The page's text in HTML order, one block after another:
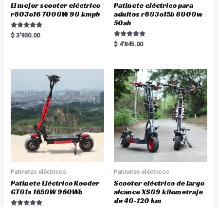
El mejor scooter eléctrico
r803o16 7000W 90 kmph
Rated
5.00
$ 3'930.00
Patinete eléctrico para
adultos r803o15b 8000w
50ah
Rated
5.00
$ 4'845.00
Patinetes eléctricos
Patinete Eléctrico Rooder
GT01s 1650W 960Wh
Patinetes eléctricos
Scooter eléctrico de largo
alcance XS09 kilometraje
de 40-120 km